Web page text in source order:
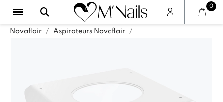
Novaflair Aspirateurs Novaflair